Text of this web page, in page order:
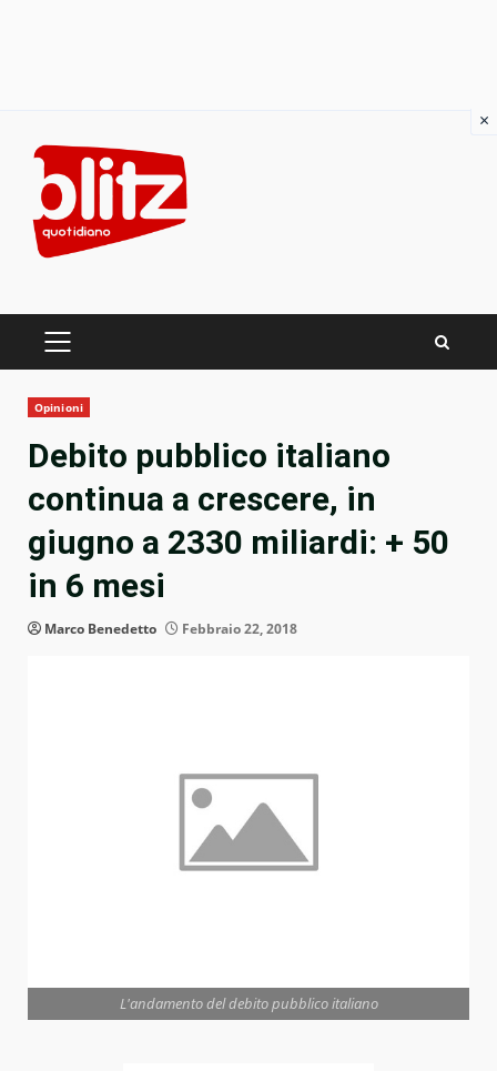
content
PRIMARY
Opinioni
Debito pubblico italiano
continua a crescere, in
giugno a 2330 miliardi: + 50
in 6 mesi
Marco Benedetto Febbraio 22, 2018
L'andamento del debito pubblico italiano
×